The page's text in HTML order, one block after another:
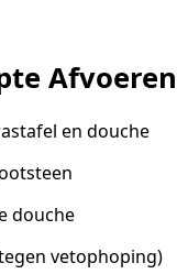
Afvoeren
en douche
douche
vetophoping)